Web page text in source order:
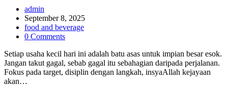
ke
beli?”
Post
author:
admin
Post
published:
September 8, 2025
Post
category:
food and beverage
Post
0 Comments
Setiap usaha kecil hari ini adalah batu asas untuk impian besar esok.
Jangan takut gagal, sebab gagal itu sebahagian daripada perjalanan.
Fokus pada target, disiplin dengan langkah, insyaAllah kejayaan
akan…